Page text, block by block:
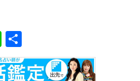
Li
n
e
有